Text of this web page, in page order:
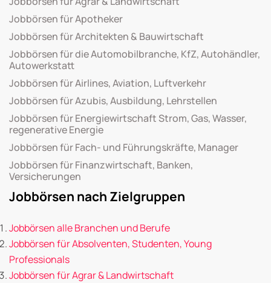
Jobbörsen für Apotheker
Jobbörsen für Architekten & Bauwirtschaft
Jobbörsen für die Automobilbranche, KfZ, Autohändler,
Autowerkstatt
Jobbörsen für Airlines, Aviation, Luftverkehr
Jobbörsen für Azubis, Ausbildung, Lehrstellen
Jobbörsen für Energiewirtschaft Strom, Gas, Wasser,
regenerative Energie
Jobbörsen für Fach- und Führungskräfte, Manager
Jobbörsen für Finanzwirtschaft, Banken,
Versicherungen
Jobbörsen nach Zielgruppen
Jobbörsen alle Branchen und Berufe
Jobbörsen für Absolventen, Studenten, Young
Professionals
Jobbörsen für Agrar & Landwirtschaft